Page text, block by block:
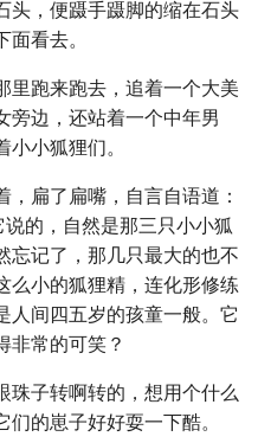
头，便蹑手蹑脚的缩在石头
看去。
里跑来跑去，追着一个大美
旁边，还站着一个中年男
小狐狸们。
扁了扁嘴，自言自语道：
说的，自然是那三只小小狐
忘记了，那几只最大的也不
么小的狐狸精，连化形修练
人间四五岁的孩童一般。它
非常的可笑？
珠子转啊转的，想用个什么
的崽子好好耍一下酷。